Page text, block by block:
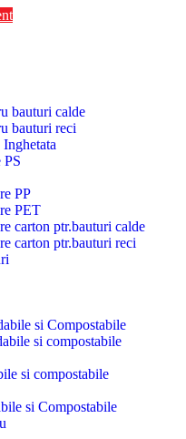
bauturi calde
bauturi reci
PS
PP
PET
carton ptr.bauturi calde
carton ptr.bauturi reci
si Compostabile
si compostabile
si compostabile
si Compostabile